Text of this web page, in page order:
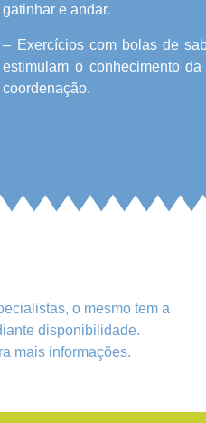
gatinhar e andar.
– Exercícios com bolas de
estimulam o conhecimento
coordenação.
o mesmo tem a
disponibilidade.
mais informações.